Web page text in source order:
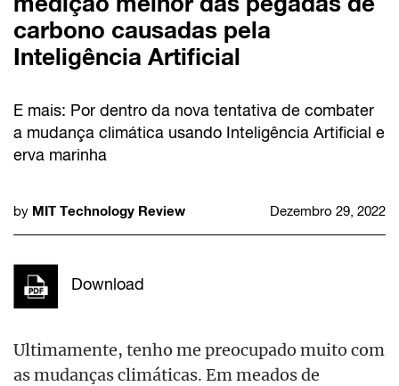
carbono causadas pela
Inteligência Artificial
E mais: Por dentro da nova tentativa de combater
a mudança climática usando Inteligência Artificial e
erva marinha
by MIT Technology Review Dezembro 29, 2022
Download
Ultimamente, tenho me preocupado muito com
as mudanças climáticas. Em meados de